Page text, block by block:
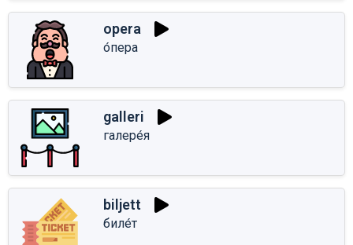
opera
о́пера
galleri
галере́я
biljett
биле́т